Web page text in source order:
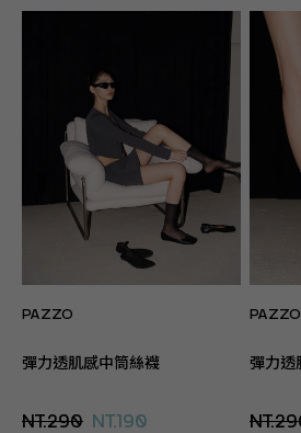
PAZZO
彈力透肌感中筒絲襪
NT.290 NT.190
PAZZO
彈力透